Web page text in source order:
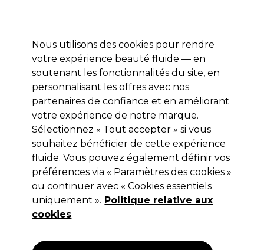
Se connecter
Marques Bons plans Coiffure Electro et Matériel
Livraison et délais
lire la suite
Maskology Masque Visage Anti-âge Retinol
22ml
5,80 €
Nous utilisons des cookies pour rendre
votre expérience beauté fluide — en
soutenant les fonctionnalités du site, en
personnalisant les offres avec nos
partenaires de confiance et en améliorant
votre expérience de notre marque.
Sélectionnez « Tout accepter » si vous
souhaitez bénéficier de cette expérience
fluide. Vous pouvez également définir vos
préférences via « Paramètres des cookies »
ou continuer avec « Cookies essentiels
uniquement ». Politique relative aux
cookies